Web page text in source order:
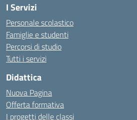
I Servizi
Personale scolastico
Famiglie e studenti
Percorsi di studio
Tutti i servizi
Didattica
Nuova Pagina
Offerta formativa
I progetti delle classi